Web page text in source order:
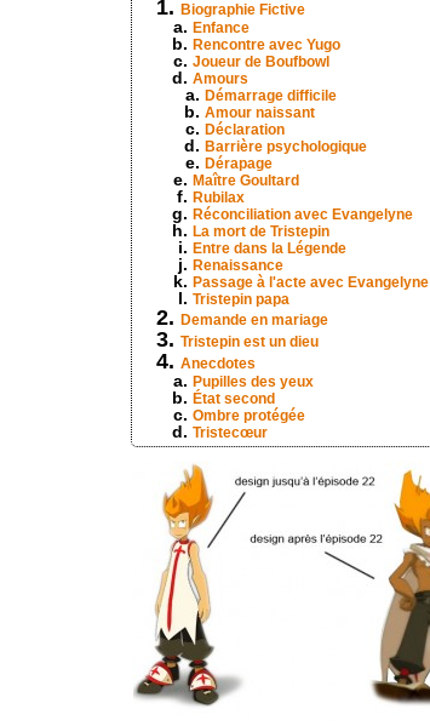
Biographie Fictive
Enfance
Rencontre avec Yugo
Joueur de Boufbowl
Amours
Démarrage difficile
Amour naissant
Déclaration
Barrière psychologique
Dérapage
Maître Goultard
Rubilax
Réconciliation avec Evangelyne
La mort de Tristepin
Entre dans la Légende
Renaissance
Passage à l'acte avec Evangelyne
Tristepin papa
Demande en mariage
Tristepin est un dieu
Anecdotes
Pupilles des yeux
État second
Ombre protégée
Tristecœur